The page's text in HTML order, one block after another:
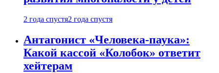
2 года спустя2 года спустя
Антагонист «Человека-паука»:
Какой кассой «Колобок» ответит
хейтерам